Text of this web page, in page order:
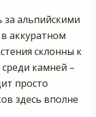
за альпийскими
аккуратном
склонны к
камней –
просто
здесь вполне